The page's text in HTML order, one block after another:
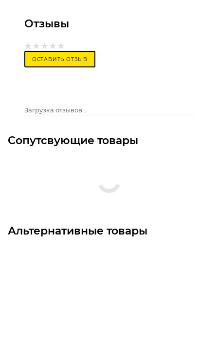
Отзывы
ОСТАВИТЬ ОТЗЫВ
Загрузка отзывов...
Сопутсвующие товары
Альтернативные товары